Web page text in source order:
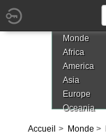
Monde
Africa
America
Asia
Europe
Oceania
Accueil Monde